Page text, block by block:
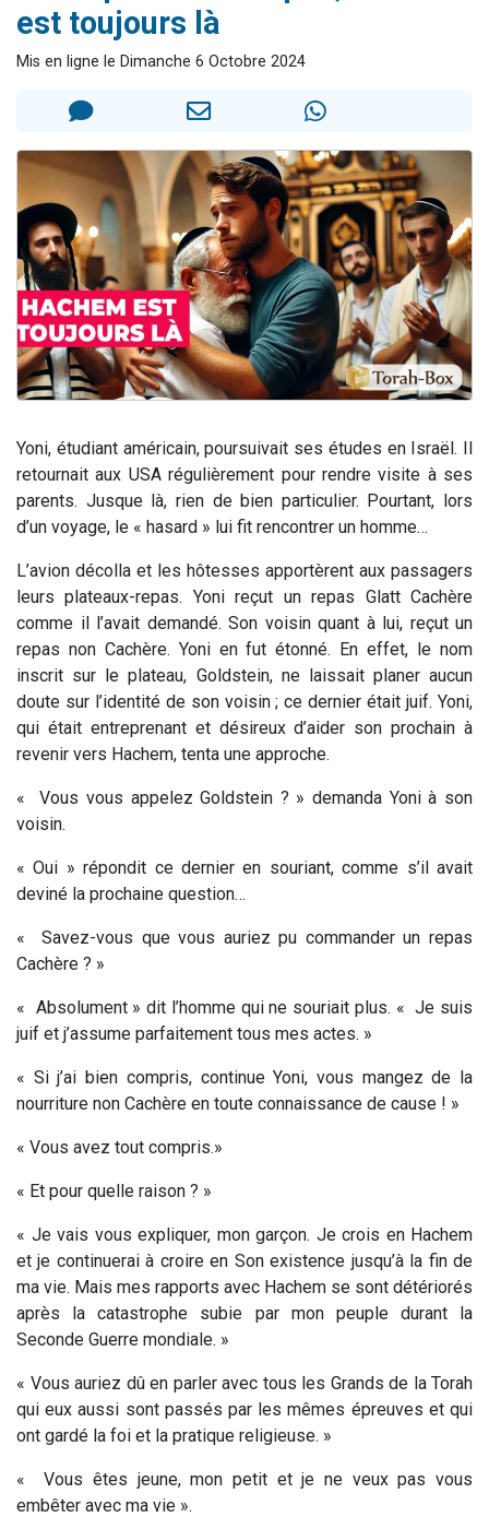
Il reste 49 places pour étudier en groupe sur Zoom
12 nouvelles musiques dans Torah-Box Music
2 personnes viennent de nous rejoindre sur WhatsApp
est toujours là
Mis en ligne le Dimanche 6 Octobre 2024
Yoni, étudiant américain, poursuivait ses études en Israël. Il
retournait aux USA régulièrement pour rendre visite à ses
parents. Jusque là, rien de bien particulier. Pourtant, lors
d’un voyage, le « hasard » lui fit rencontrer un homme…
L’avion décolla et les hôtesses apportèrent aux passagers
leurs plateaux-repas. Yoni reçut un repas Glatt Cachère
comme il l’avait demandé. Son voisin quant à lui, reçut un
repas non Cachère. Yoni en fut étonné. En effet, le nom
inscrit sur le plateau, Goldstein, ne laissait planer aucun
doute sur l’identité de son voisin ; ce dernier était juif. Yoni,
qui était entreprenant et désireux d’aider son prochain à
revenir vers Hachem, tenta une approche.
« Vous vous appelez Goldstein ? » demanda Yoni à son
voisin.
« Oui » répondit ce dernier en souriant, comme s’il avait
deviné la prochaine question…
« Savez-vous que vous auriez pu commander un repas
Cachère ? »
« Absolument » dit l’homme qui ne souriait plus. « Je suis
juif et j’assume parfaitement tous mes actes. »
« Si j’ai bien compris, continue Yoni, vous mangez de la
nourriture non Cachère en toute connaissance de cause ! »
« Vous avez tout compris.»
« Et pour quelle raison ? »
« Je vais vous expliquer, mon garçon. Je crois en Hachem
et je continuerai à croire en Son existence jusqu’à la fin de
ma vie. Mais mes rapports avec Hachem se sont détériorés
après la catastrophe subie par mon peuple durant la
Seconde Guerre mondiale. »
« Vous auriez dû en parler avec tous les Grands de la Torah
qui eux aussi sont passés par les mêmes épreuves et qui
ont gardé la foi et la pratique religieuse. »
« Vous êtes jeune, mon petit et je ne veux pas vous
embêter avec ma vie ».